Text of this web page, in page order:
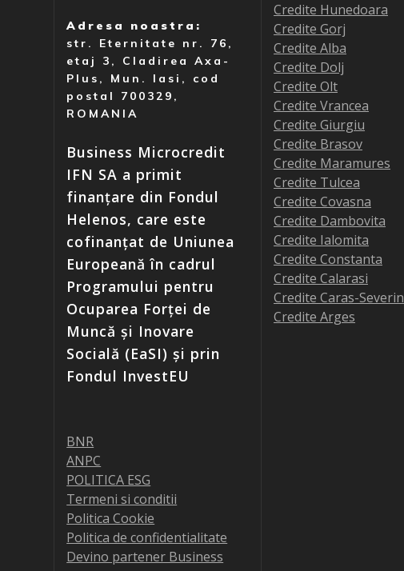
Adresa noastra:
str. Eternitate nr. 76,
etaj 3, Cladirea Axa-
Plus, Mun. Iasi, cod
postal 700329,
ROMANIA
Business Microcredit
IFN SA a primit
finanțare din Fondul
Helenos, care este
cofinanțat de Uniunea
Europeană în cadrul
Programului pentru
Ocuparea Forței de
Muncă și Inovare
Socială (EaSI) și prin
Fondul InvestEU
BNR
ANPC
POLITICA ESG
Termeni si conditii
Politica Cookie
Politica de confidentialitate
Devino partener Business
Credite Hunedoara
Credite Gorj
Credite Alba
Credite Dolj
Credite Olt
Credite Vrancea
Credite Giurgiu
Credite Brasov
Credite Maramures
Credite Tulcea
Credite Covasna
Credite Dambovita
Credite Ialomita
Credite Constanta
Credite Calarasi
Credite Caras-Severin
Credite Arges